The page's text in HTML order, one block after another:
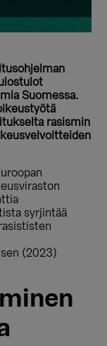
Suomessa.
rasismin
syrjintää
(2023)